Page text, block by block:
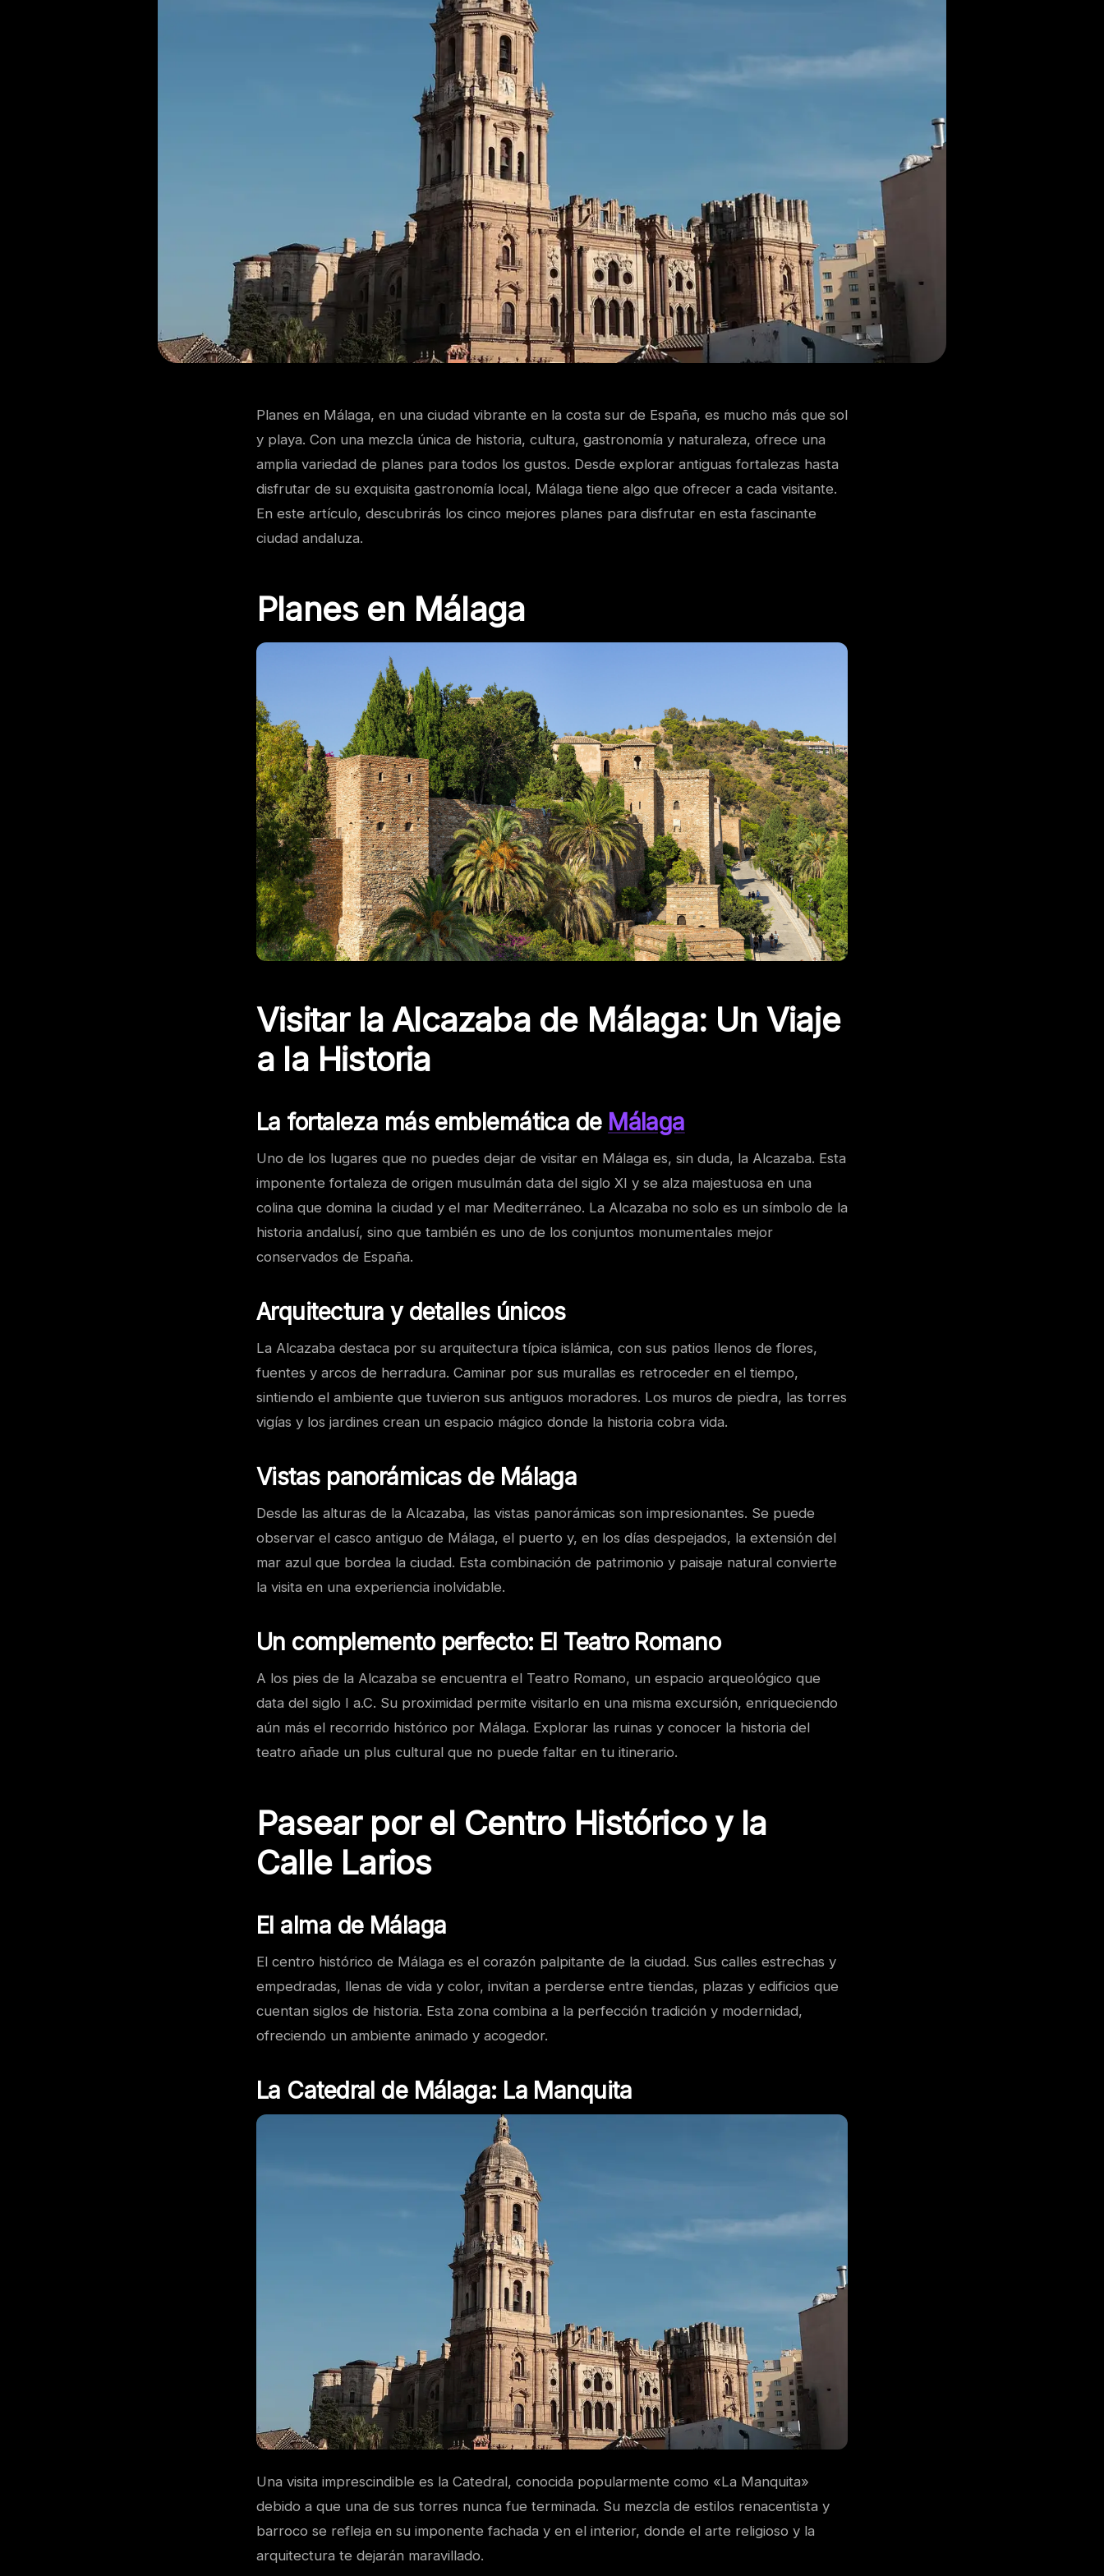
Planes en Málaga, en una ciudad vibrante en la costa sur de España, es mucho más que sol
y playa. Con una mezcla única de historia, cultura, gastronomía y naturaleza, ofrece una
amplia variedad de planes para todos los gustos. Desde explorar antiguas fortalezas hasta
disfrutar de su exquisita gastronomía local, Málaga tiene algo que ofrecer a cada visitante.
En este artículo, descubrirás los cinco mejores planes para disfrutar en esta fascinante
ciudad andaluza.
Planes en Málaga
Visitar la Alcazaba de Málaga: Un Viaje
a la Historia
La fortaleza más emblemática de Málaga
Uno de los lugares que no puedes dejar de visitar en Málaga es, sin duda, la Alcazaba. Esta
imponente fortaleza de origen musulmán data del siglo XI y se alza majestuosa en una
colina que domina la ciudad y el mar Mediterráneo. La Alcazaba no solo es un símbolo de la
historia andalusí, sino que también es uno de los conjuntos monumentales mejor
conservados de España.
Arquitectura y detalles únicos
La Alcazaba destaca por su arquitectura típica islámica, con sus patios llenos de flores,
fuentes y arcos de herradura. Caminar por sus murallas es retroceder en el tiempo,
sintiendo el ambiente que tuvieron sus antiguos moradores. Los muros de piedra, las torres
vigías y los jardines crean un espacio mágico donde la historia cobra vida.
Vistas panorámicas de Málaga
Desde las alturas de la Alcazaba, las vistas panorámicas son impresionantes. Se puede
observar el casco antiguo de Málaga, el puerto y, en los días despejados, la extensión del
mar azul que bordea la ciudad. Esta combinación de patrimonio y paisaje natural convierte
la visita en una experiencia inolvidable.
Un complemento perfecto: El Teatro Romano
A los pies de la Alcazaba se encuentra el Teatro Romano, un espacio arqueológico que
data del siglo I a.C. Su proximidad permite visitarlo en una misma excursión, enriqueciendo
aún más el recorrido histórico por Málaga. Explorar las ruinas y conocer la historia del
teatro añade un plus cultural que no puede faltar en tu itinerario.
Pasear por el Centro Histórico y la
Calle Larios
El alma de Málaga
El centro histórico de Málaga es el corazón palpitante de la ciudad. Sus calles estrechas y
empedradas, llenas de vida y color, invitan a perderse entre tiendas, plazas y edificios que
cuentan siglos de historia. Esta zona combina a la perfección tradición y modernidad,
ofreciendo un ambiente animado y acogedor.
La Catedral de Málaga: La Manquita
Una visita imprescindible es la Catedral, conocida popularmente como «La Manquita»
debido a que una de sus torres nunca fue terminada. Su mezcla de estilos renacentista y
barroco se refleja en su imponente fachada y en el interior, donde el arte religioso y la
arquitectura te dejarán maravillado.